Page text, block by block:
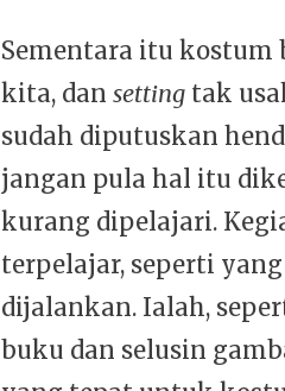
Sementara itu
kita, dan setting tak
sudah diputuskan
jangan pula hal itu
kurang dipelajari.
terpelajar, seperti
dijalankan. Ialah,
buku dan selusin